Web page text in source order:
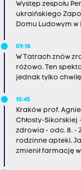
Występ zespołu
ukraińskiego
Domu Ludowym w
09:18
W Tatrach znów
różowo. Ten
jednak tylko chwilę
10:45
Kraków prof.
Chłosty-Sikorskiej
zdrowia - odc. 8. -
rodzinne apteki.
zmienił farmację